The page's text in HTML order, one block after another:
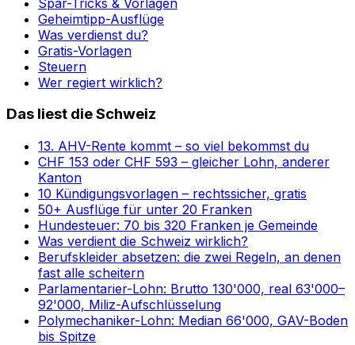
Geheimtipp-Ausflüge
Was verdienst du?
Gratis-Vorlagen
Steuern
Wer regiert wirklich?
Das liest die Schweiz
13. AHV-Rente kommt – so viel bekommst du
CHF 153 oder CHF 593 – gleicher Lohn, anderer
Kanton
10 Kündigungsvorlagen – rechtssicher, gratis
50+ Ausflüge für unter 20 Franken
Hundesteuer: 70 bis 320 Franken je Gemeinde
Was verdient die Schweiz wirklich?
Berufskleider absetzen: die zwei Regeln, an denen
fast alle scheitern
Parlamentarier-Lohn: Brutto 130'000, real 63'000–
92'000, Miliz-Aufschlüsselung
Polymechaniker-Lohn: Median 66'000, GAV-Boden
bis Spitze